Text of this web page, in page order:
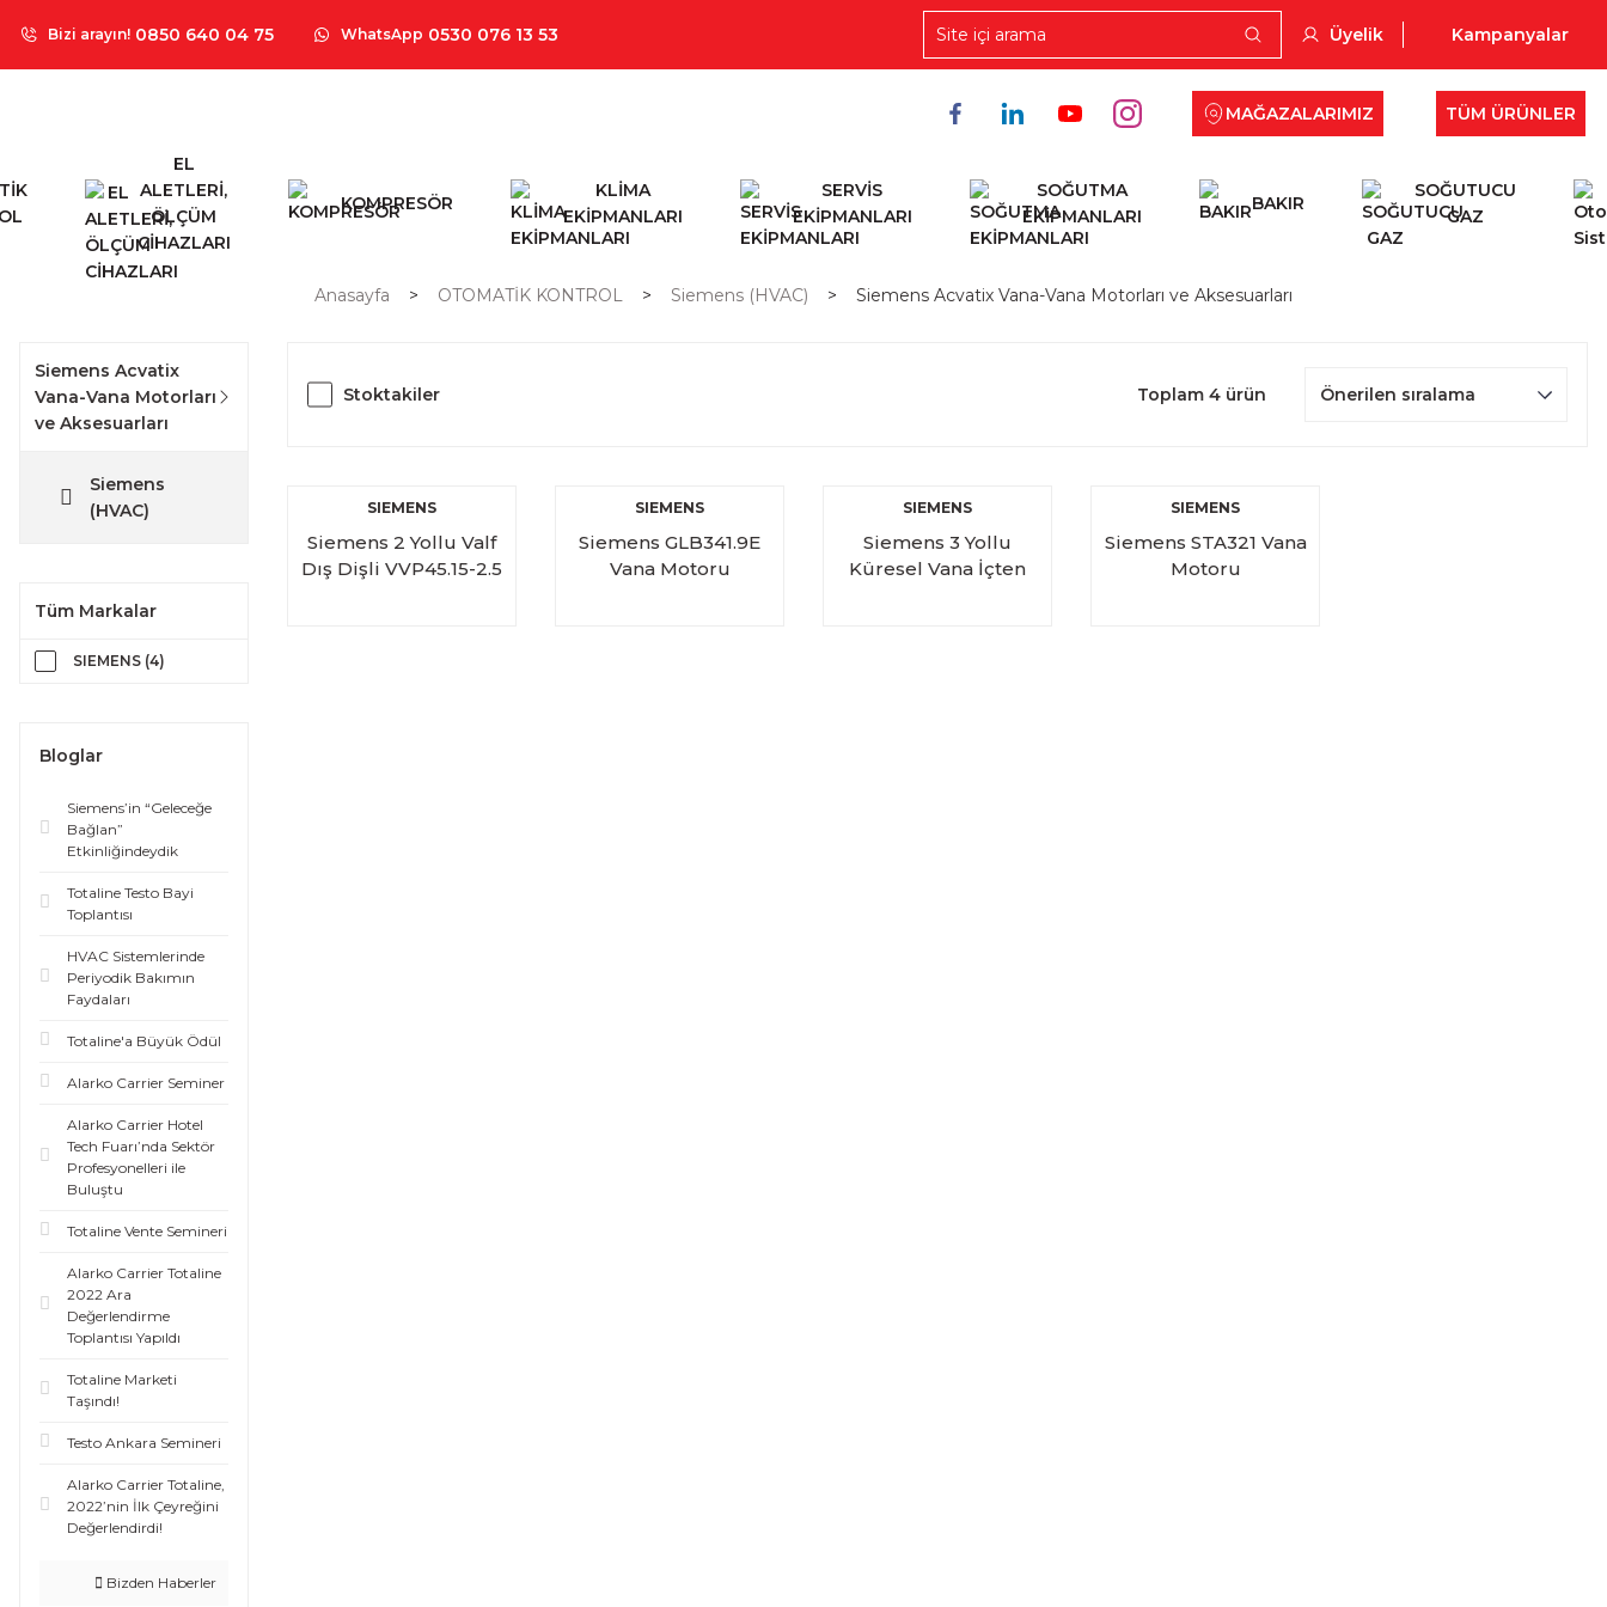
Bizi arayın! 0850 640 04 75 WhatsApp 0530 076 13 53 Üyelik Kampanyalar
MAĞAZALARIMIZ TÜM ÜRÜNLER
EL
ALETLERİ,
ÖLÇÜM
CİHAZLARI
KOMPRESÖR
KLİMA
EKİPMANLARI
SERVİS
EKİPMANLARI
SOĞUTMA
EKİPMANLARI
BAKIR
SOĞUTUCU
GAZ
Anasayfa OTOMATİK KONTROL Siemens (HVAC) Siemens Acvatix Vana-Vana Motorları ve Aksesuarları
Siemens Acvatix
Vana-Vana Motorları
ve Aksesuarları
Siemens
(HVAC)
Tüm Markalar
SIEMENS (4)
Bloglar
Siemens’in “Geleceğe
Bağlan”
Etkinliğindeydik
Totaline Testo Bayi
Toplantısı
HVAC Sistemlerinde
Periyodik Bakımın
Faydaları
Totaline'a Büyük Ödül
Alarko Carrier Seminer
Alarko Carrier Hotel
Tech Fuarı’nda Sektör
Profesyonelleri ile
Buluştu
Totaline Vente Semineri
Alarko Carrier Totaline
2022 Ara
Değerlendirme
Toplantısı Yapıldı
Totaline Marketi
Taşındı!
Testo Ankara Semineri
Alarko Carrier Totaline,
2022’nin İlk Çeyreğini
Değerlendirdi!
Bizden Haberler
Stoktakiler Toplam 4 ürün
SIEMENS
Siemens 2 Yollu Valf
Dış Dişli VVP45.15-2.5
SIEMENS
Siemens GLB341.9E
Vana Motoru
SIEMENS
Siemens 3 Yollu
Küresel Vana İçten
SIEMENS
Siemens STA321 Vana
Motoru